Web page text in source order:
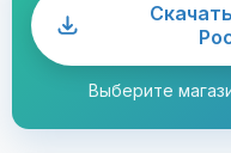
Выберите